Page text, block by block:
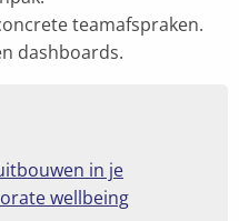
teamafspraken.
dashboards.
in je
wellbeing